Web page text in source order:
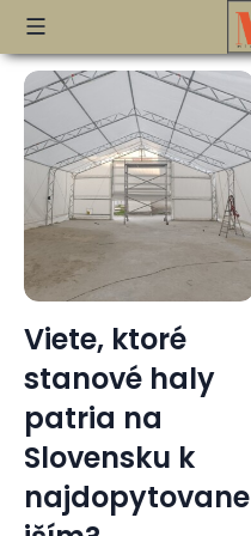
Viete, ktoré
stanové haly
patria na
Slovensku k
najdopytovane